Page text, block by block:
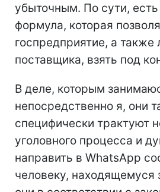
убыточным. По сути,
формула, которая
госпредприятие, а также
поставщика, взять под
В деле, которым
непосредственно я, они
специфически трактуют
уголовного процесса и
направить в WhatsApp
человеку, находящемуся